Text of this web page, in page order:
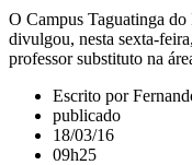
O Campus Taguatinga
divulgou, nesta sexta-
professor substituto na
Escrito por
publicado
18/03/16
09h25